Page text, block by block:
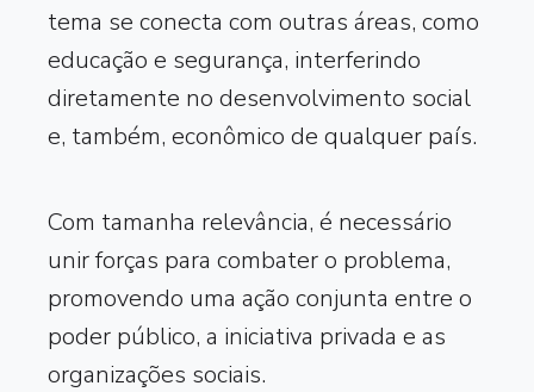
tema se conecta com outras áreas, como
educação e segurança, interferindo
diretamente no desenvolvimento social
e, também, econômico de qualquer país.
Com tamanha relevância, é necessário
unir forças para combater o problema,
promovendo uma ação conjunta entre o
poder público, a iniciativa privada e as
organizações sociais.